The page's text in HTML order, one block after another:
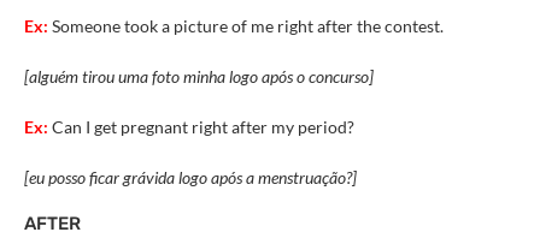
Ex: Someone took a picture of me right after the contest.
[alguém tirou uma foto minha logo após o concurso]
Ex: Can I get pregnant right after my period?
[eu posso ficar grávida logo após a menstruação?]
AFTER